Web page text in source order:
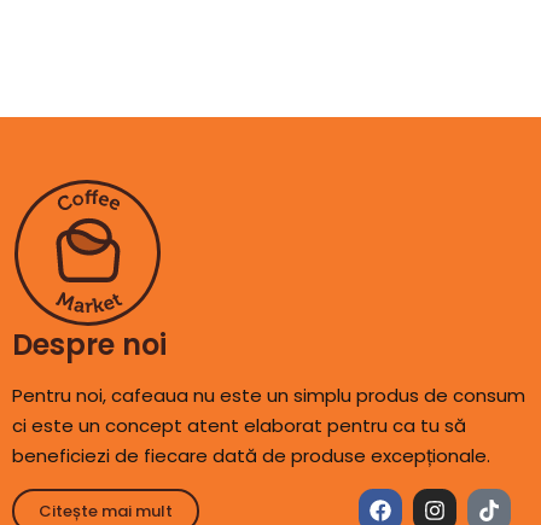
Despre noi
Pentru noi, cafeaua nu este un simplu produs de consum
ci este un concept atent elaborat pentru ca tu să
beneficiezi de fiecare dată de produse excepționale.
Citește mai mult